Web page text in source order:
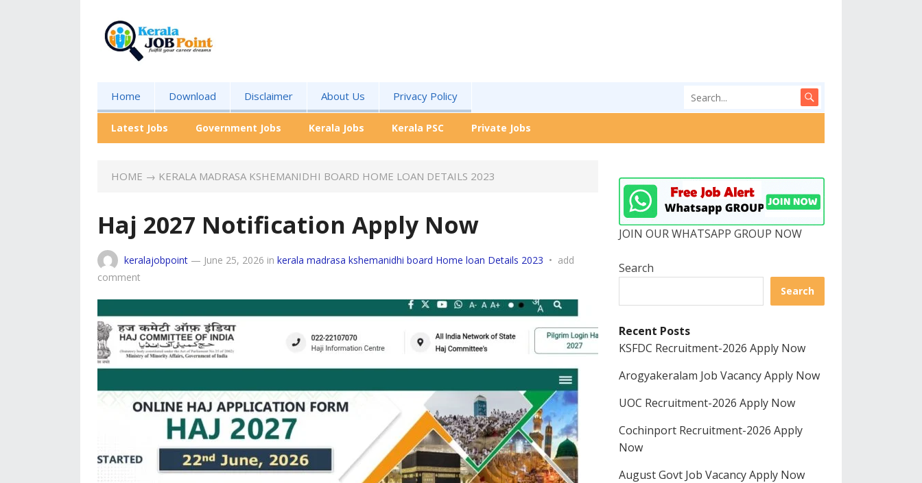
Home Download Disclaimer About Us Privacy Policy
Latest Jobs Government Jobs Kerala Jobs Kerala PSC Private Jobs
HOME → KERALA MADRASA KSHEMANIDHI BOARD HOME LOAN DETAILS 2023
Haj 2027 Notification Apply Now
keralajobpoint — June 25, 2026 in kerala madrasa kshemanidhi board Home loan Details 2023 • add
comment
JOIN OUR WHATSAPP GROUP NOW
Search
Search
Recent Posts
KSFDC Recruitment-2026 Apply Now
Arogyakeralam Job Vacancy Apply Now
UOC Recruitment-2026 Apply Now
Cochinport Recruitment-2026 Apply
Now
August Govt Job Vacancy Apply Now